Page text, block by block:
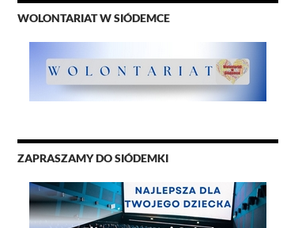
WOLONTARIAT W SIÓDEMCE
ZAPRASZAMY DO SIÓDEMKI